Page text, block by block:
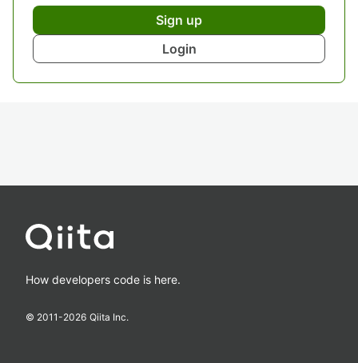
Sign up
Login
How developers code is here.
© 2011-2026 Qiita Inc.